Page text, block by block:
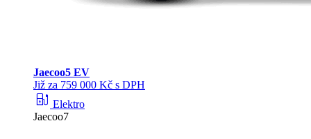
Jaecoo5 EV
Již za 759 000 Kč s DPH
ev_station Elektro
Jaecoo7